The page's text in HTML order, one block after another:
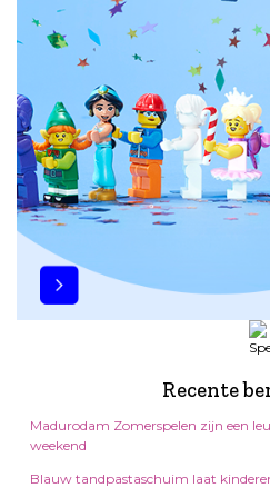
Recente
Madurodam Zomerspelen zijn een
weekend
Blauw tandpastaschuim laat